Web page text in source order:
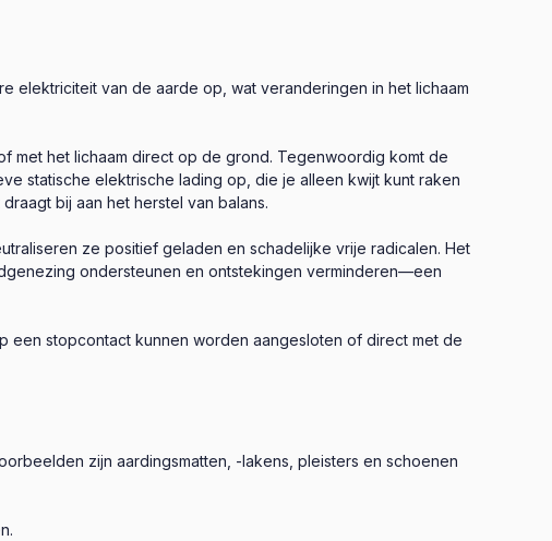
elektriciteit van de aarde op, wat veranderingen in het lichaam
met het lichaam direct op de grond. Tegenwoordig komt de
statische elektrische lading op, die je alleen kwijt kunt raken
bij aan het herstel van balans.
ze positief geladen en schadelijke vrije radicalen. Het
ondersteunen en ontstekingen verminderen—een
stopcontact kunnen worden aangesloten of direct met de
zijn aardingsmatten, -lakens, pleisters en schoenen